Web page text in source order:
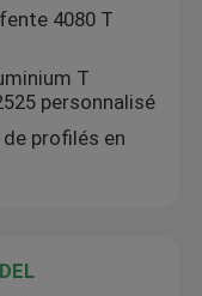
4080 T
T
personnalisé
de profilés en